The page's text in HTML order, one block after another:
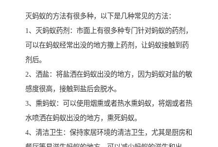
灭蚂蚁的方法有很多种，以下是几种常见的方法：
1、灭蚂蚁药剂：市面上有很多种专门针对蚂蚁的药剂，
可以在蚂蚁经常出没的地方撒上药剂，让蚂蚁接触到药
剂后。
2、洒盐：将盐洒在蚂蚁出没的地方，因为蚂蚁对盐的敏
感度很高，接触到盐后会脱水。
3、熏蚂蚁：可以使用烟熏或者热水熏蚂蚁，将烟或者热
水喷洒在蚂蚁出没的地方，熏死蚂蚁。
4、清洁卫生：保持家居环境的清洁卫生，尤其是厨房和